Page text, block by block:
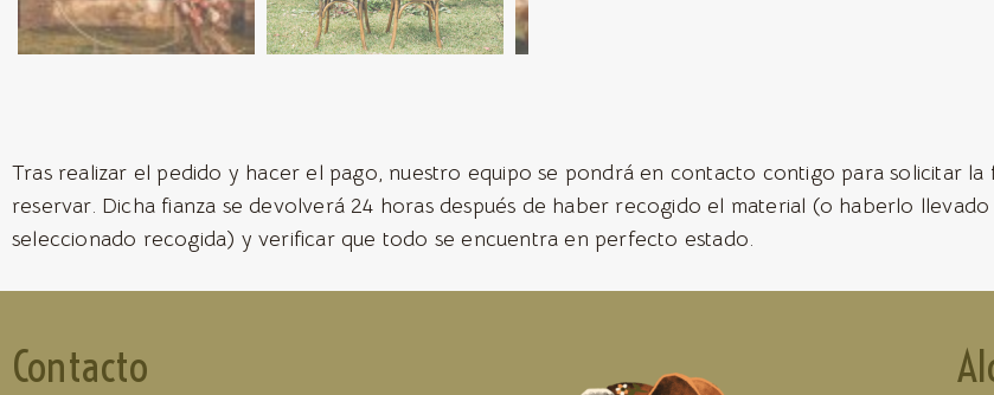
Tras realizar el pedido y hacer el pago, nuestro equipo se pondrá en contacto contigo para solicitar la
reservar. Dicha fianza se devolverá 24 horas después de haber recogido el material (o haberlo llevado
seleccionado recogida) y verificar que todo se encuentra en perfecto estado.
Contacto